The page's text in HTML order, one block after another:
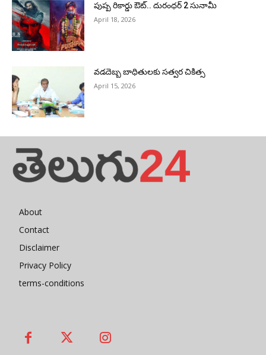
పుష్ప రికార్డు ఔట్‌.. దురంధ‌ర్ 2 సునామీ
April 18, 2026
వడదెబ్బ బాధితులకు సత్వర చికిత్స
April 15, 2026
About
Contact
Disclaimer
Privacy Policy
terms-conditions